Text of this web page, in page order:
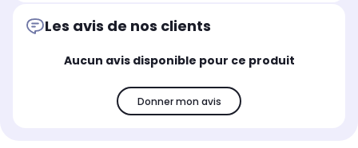
Les avis de nos clients
Aucun avis disponible pour ce produit
Donner mon avis